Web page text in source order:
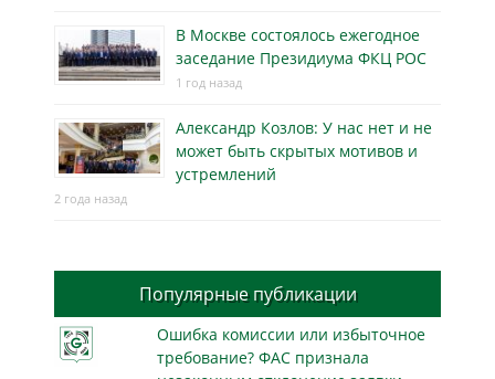
В Москве состоялось ежегодное
заседание Президиума ФКЦ РОС
1 год назад
Александр Козлов: У нас нет и не
может быть скрытых мотивов и
устремлений
2 года назад
Популярные публикации
Ошибка комиссии или избыточное
требование? ФАС признала